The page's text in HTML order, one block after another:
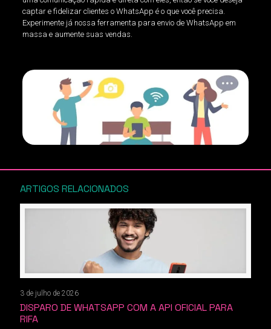
captar e fidelizar clientes o WhatsApp é o que você precisa.
Experimente já nossa ferramenta para envio de WhatsApp em
massa e aumente suas vendas.
ARTIGOS RELACIONADOS
3 de julho de 2026
DISPARO DE WHATSAPP COM A API OFICIAL PARA
RIFA